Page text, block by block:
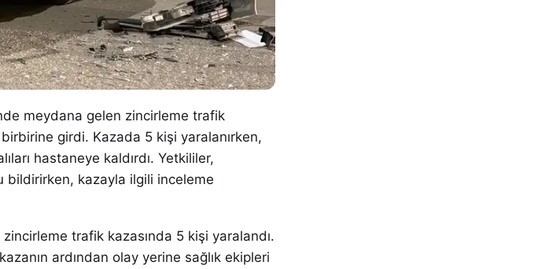
meydana gelen zincirleme trafik
girdi. Kazada 5 kişi yaralanırken,
hastaneye kaldırdı. Yetkililer,
bildirirken, kazayla ilgili inceleme
trafik kazasında 5 kişi yaralandı.
ardından olay yerine sağlık ekipleri